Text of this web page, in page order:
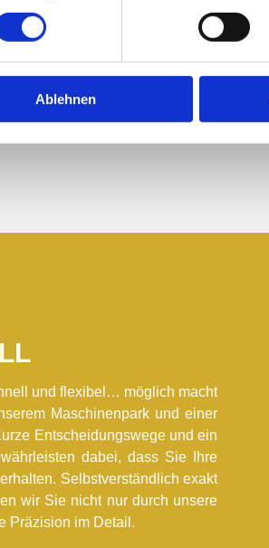
Ablehnen
downloaden:
und flexibel… möglich macht
Maschinenpark und einer
Entscheidungswege und ein
dabei, dass Sie Ihre
Selbstverständlich exakt
wir Sie nicht nur durch unsere
Präzision im Detail.